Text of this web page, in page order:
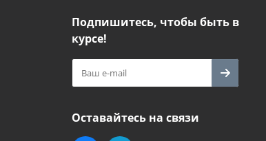
Подпишитесь, чтобы быть в
курсе!
Оставайтесь на связи